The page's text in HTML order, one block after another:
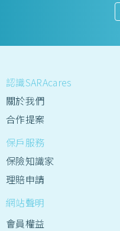
認識SARAcares
關於我們
合作提案
保戶服務
保險知識家
理賠申請
網站聲明
會員權益